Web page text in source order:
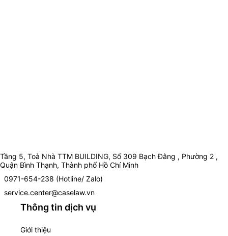
Tầng 5, Toà Nhà TTM BUILDING, Số 309 Bạch Đằng , Phường 2 ,
Quận Bình Thạnh, Thành phố Hồ Chí Minh
0971-654-238 (Hotline/ Zalo)
service.center@caselaw.vn
Thông tin dịch vụ
Giới thiệu